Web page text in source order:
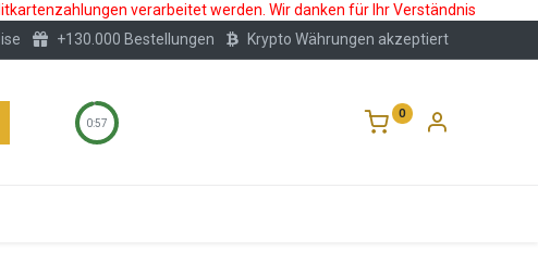
verarbeitet werden. Wir danken für Ihr Verständnis
+130.000 Bestellungen Krypto Währungen akzeptiert
0:56
0